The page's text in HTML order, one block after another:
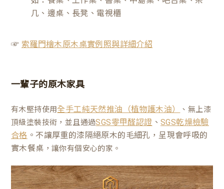
几、邊桌、長凳、電視櫃
☞ 索羅門檜木原木桌實例照與詳細介紹
一輩子的原木家具
有木堅持使用全手工純天然推油（植物護木油）
、無上漆
頂級塗裝技術，並且通過SGS零甲醛認證 、SGS乾燥檢驗
合格 。不讓厚重的漆隔絕原木的毛細孔，呈現會呼吸的
實木餐桌 ，讓你有個安心的家。